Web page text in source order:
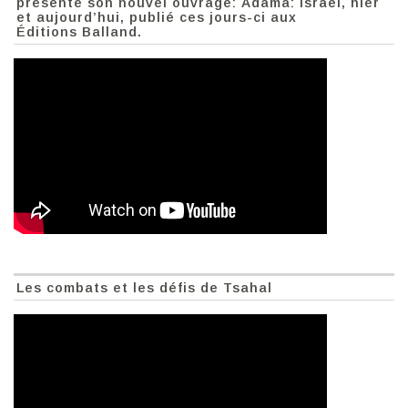
et aujourd’hui, publié ces jours-ci aux
Éditions Balland.
Les combats et les défis de Tsahal